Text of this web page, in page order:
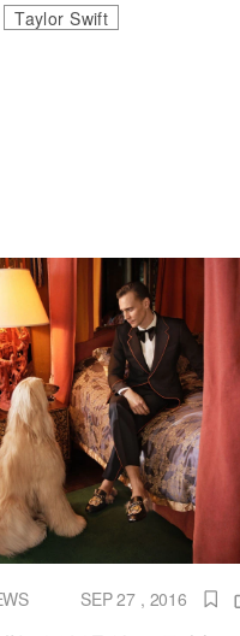
Taylor Swift
SEP 27 , 2016